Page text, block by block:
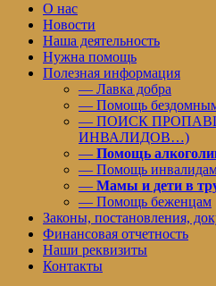
О нас
Новости
Наша деятельность
Нужна помощь
Полезная информация
— Лавка добра
— Помощь
— ПОИСК
ИНВАЛИДОВ…)
— Помощь
— Помощь
— Мамы и дети в
— Помощь беженцам
Законы, постановления,
Финансовая отчетность
Наши реквизиты
Контакты